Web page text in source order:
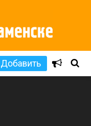
Добавить